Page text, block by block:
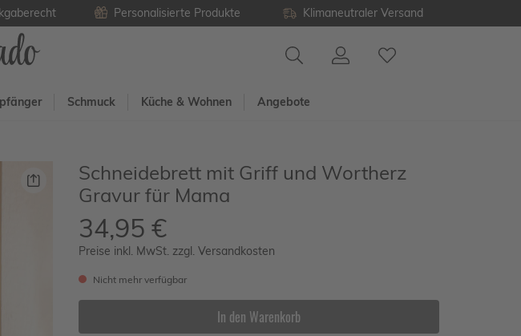
Personalisierte Produkte Klimaneutraler Versand
Schmuck Küche & Wohnen Angebote
Schneidebrett mit Griff und Wortherz
Gravur für Mama
34,95 €
Preise inkl. MwSt. zzgl. Versandkosten
Nicht mehr verfügbar
In den Warenkorb